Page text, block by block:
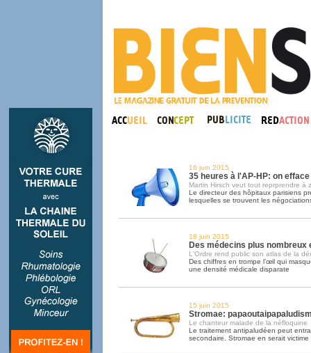
16 juin 2015
35 heures à l'AP-HP: on
Martin Hirsch veut tout reprprendre à
Le directeur des hôpitaux parisiens
lesquelles se trouvent les
16 juin 2015
Des médecins plus nombreux
L'Ordre rend public son atlas de la
Des chiffres en trompe l’œil qui
une densité médicale disparate
15 juin 2015
Stromae:
Le chanteur malade de la néfloquine
Le traitement antipaludéen peut
secondaire. Stromae en serait victime